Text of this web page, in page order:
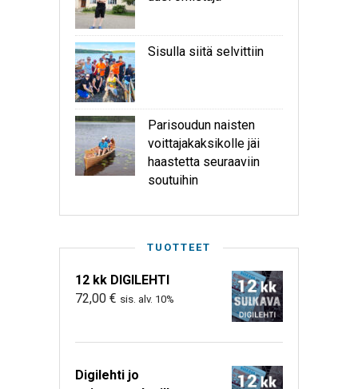
Sisulla siitä selvittiin
Parisoudun naisten
voittajakaksikolle jäi
haastetta seuraaviin
soutuihin
TUOTTEET
12 kk DIGILEHTI
72,00 € sis. alv. 10%
Digilehti jo